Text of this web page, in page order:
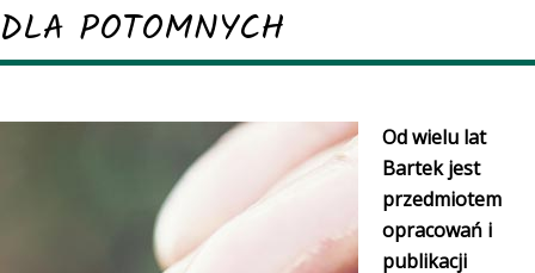
DLA POTOMNYCH
Od wielu lat
Bartek jest
przedmiotem
opracowań i
publikacji